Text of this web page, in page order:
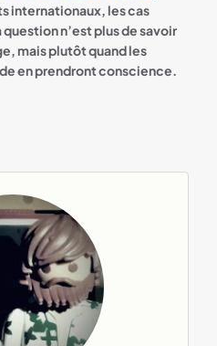
internationaux, les cas
n’est plus de savoir
mais plutôt quand les
en prendront conscience.